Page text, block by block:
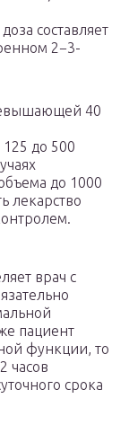
составляет
2−3-
40
до 500
до 1000
лекарство
врач с
пациент
функции, то
часов
срока